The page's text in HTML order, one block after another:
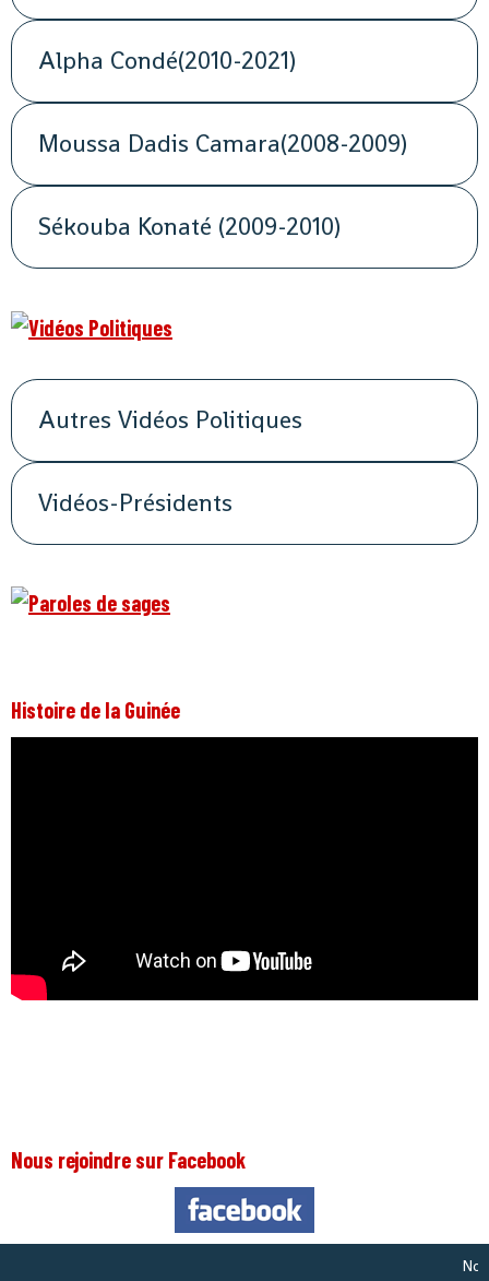
Alpha Condé(2010-2021)
Moussa Dadis Camara(2008-2009)
Sékouba Konaté (2009-2010)
Autres Vidéos Politiques
Vidéos-Présidents
Histoire de la Guinée
Nous rejoindre sur Facebook
Nous